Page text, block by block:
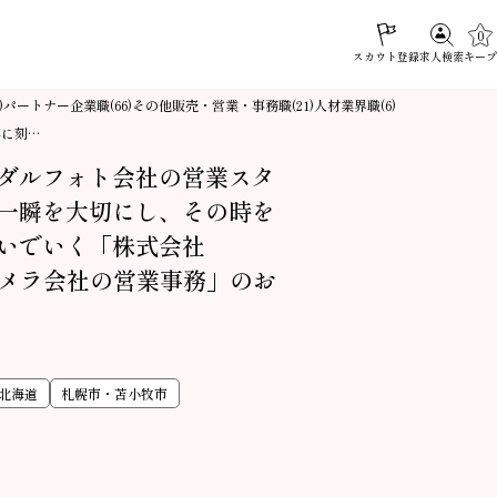
スカウト登録求人検索
0
キープ
パートナー企業職(66)その他販売・営業・事務職(21)人材業界職(6)
に刻…
ルフォト会社の営業スタ
瞬を大切にし、その時を
でいく「株式会社
会社の営業事務」のお
海道 札幌市・苫小牧市